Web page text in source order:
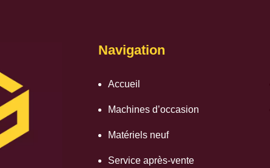
Navigation
Accueil
Machines d’occasion
Matériels neuf
Service après-vente